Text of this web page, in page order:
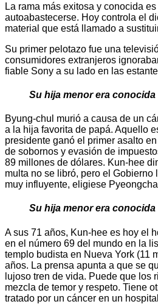
La rama más exitosa y conocida
autoabastecerse. Hoy controla el
material que está llamado a
Su primer pelotazo fue una
consumidores extranjeros
fiable Sony a su lado en las
Su hija menor era
Byung-chul murió a causa de un
a la hija favorita de papá. Aquello
presidente ganó el primer asalto
de sobornos y evasión de
89 millones de dólares. Kun-hee
multa no se libró, pero el
muy influyente, eligiese
Su hija menor era
A sus 71 años, Kun-hee es hoy el
en el número 69 del mundo en la
templo budista en Nueva York (11
años. La prensa apunta a que se
lujoso tren de vida. Puede que
mezcla de temor y respeto. Tiene
tratado por un cáncer en un